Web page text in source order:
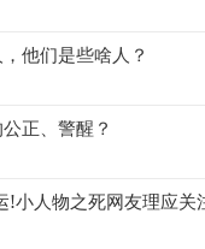
他们是些啥人？
正、警醒？
!小人物之死网友理应关